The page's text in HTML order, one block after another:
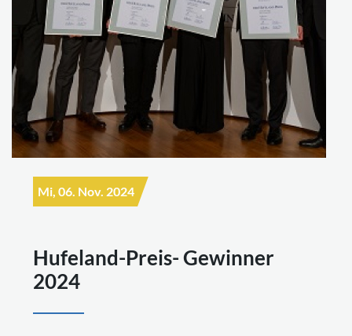
Mi, 06. Nov. 2024
Hufeland-Preis- Gewinner
2024